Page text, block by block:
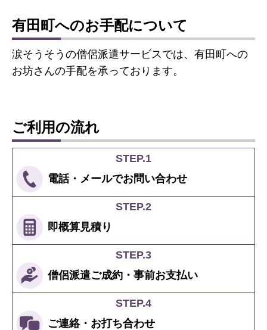
有田町へのお手配について
涙そうそうの僧侶派遣サービスでは、有田町への
お坊さんの手配を承っております。
ご利用の流れ
STEP.1
電話・メールでお問い合わせ
STEP.2
即概算見積り
STEP.3
僧侶派遣ご成約 ・ 事前お支払い
STEP.4
ご連絡・ お打ち合わせ